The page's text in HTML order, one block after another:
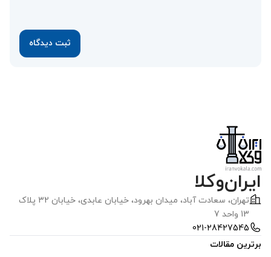
ایران‌وکلا
تهران، سعادت آباد، ميدان بهرود، خیابان عابدی، خيابان 32 پلاک
13 واحد 7
021-28427545
برترین مقالات